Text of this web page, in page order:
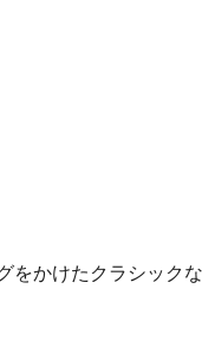
をかけたクラシック